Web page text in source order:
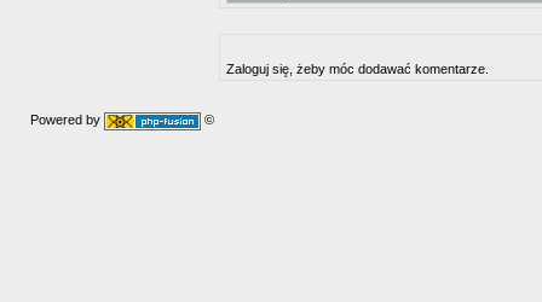
Zaloguj się, żeby móc dodawać komentarze.
Powered by ©